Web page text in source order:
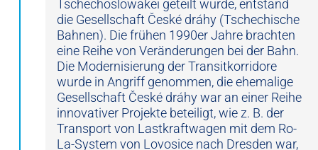
Tschechoslowakei geteilt wurde, entstand
die Gesellschaft České dráhy (Tschechische
Bahnen). Die frühen 1990er Jahre brachten
eine Reihe von Veränderungen bei der Bahn.
Die Modernisierung der Transitkorridore
wurde in Angriff genommen, die ehemalige
Gesellschaft České dráhy war an einer Reihe
innovativer Projekte beteiligt, wie z. B. der
Transport von Lastkraftwagen mit dem Ro-
La-System von Lovosice nach Dresden war,